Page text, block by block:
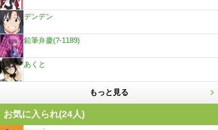
デンデン
鉛筆弁慶(?-1189)
あくと
もっと見る
お気に入られ(24人)